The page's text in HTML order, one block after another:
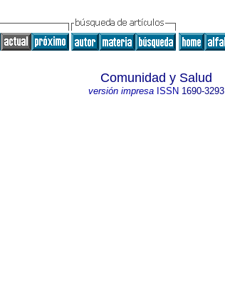
Comunidad y Salud
versión impresaISSN 1690-3293